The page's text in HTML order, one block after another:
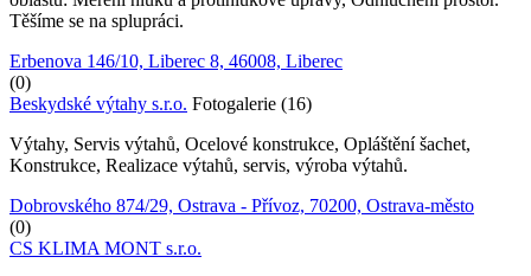
Těšíme se na splupráci.
Erbenova 146/10, Liberec 8, 46008, Liberec
(0)
Beskydské výtahy s.r.o. Fotogalerie (16)
Výtahy, Servis výtahů, Ocelové konstrukce, Opláštění šachet,
Konstrukce, Realizace výtahů, servis, výroba výtahů.
Dobrovského 874/29, Ostrava - Přívoz, 70200, Ostrava-město
(0)
CS KLIMA MONT s.r.o.